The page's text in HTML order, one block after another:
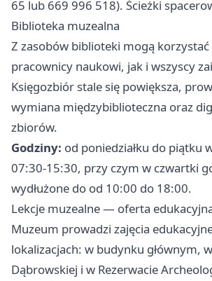
65 lub 669 996 518). Ścieżki
Biblioteka muzealna
Z zasobów biblioteki mogą
pracownicy naukowi, jak i wszyscy
Księgozbiór stale się powiększa,
wymiana międzybiblioteczna oraz
zbiorów.
Godziny: od poniedziałku do piątku
07:30-15:30, przy czym w czwartki
wydłużone do od 10:00 do 18:00.
Lekcje muzealne — oferta
Muzeum prowadzi zajęcia
lokalizacjach: w budynku głównym,
Dąbrowskiej i w Rezerwacie